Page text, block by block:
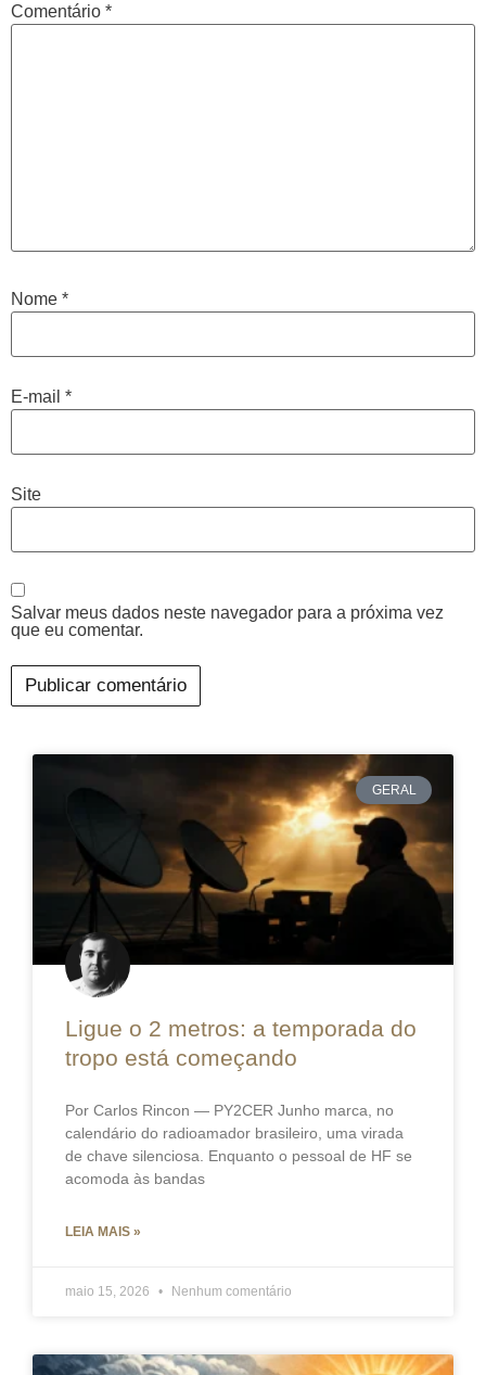
Comentário *
Nome *
E-mail *
Site
Salvar meus dados neste navegador para a próxima vez
que eu comentar.
GERAL
Ligue o 2 metros: a temporada do
tropo está começando
Por Carlos Rincon — PY2CER Junho marca, no
calendário do radioamador brasileiro, uma virada
de chave silenciosa. Enquanto o pessoal de HF se
acomoda às bandas
LEIA MAIS »
maio 15, 2026 Nenhum comentário